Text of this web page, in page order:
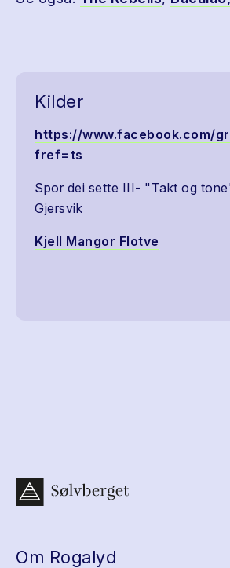
Kilder
https://www.facebook.com/
fref=ts
Spor dei sette III- "Takt og
Gjersvik
Kjell Mangor Flotve
Om Rogalyd